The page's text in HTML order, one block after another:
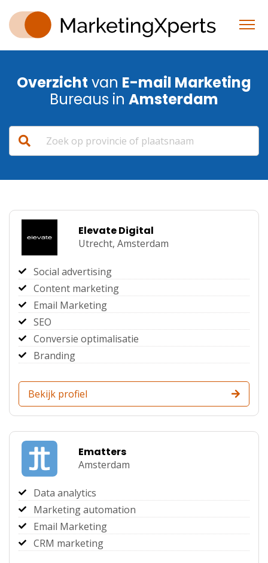
Overzicht van E-mail Marketing
Bureaus in Amsterdam
Elevate Digital
Utrecht, Amsterdam
Social advertising
Content marketing
Email Marketing
SEO
Conversie optimalisatie
Branding
Bekijk profiel
Ematters
Amsterdam
Data analytics
Marketing automation
Email Marketing
CRM marketing